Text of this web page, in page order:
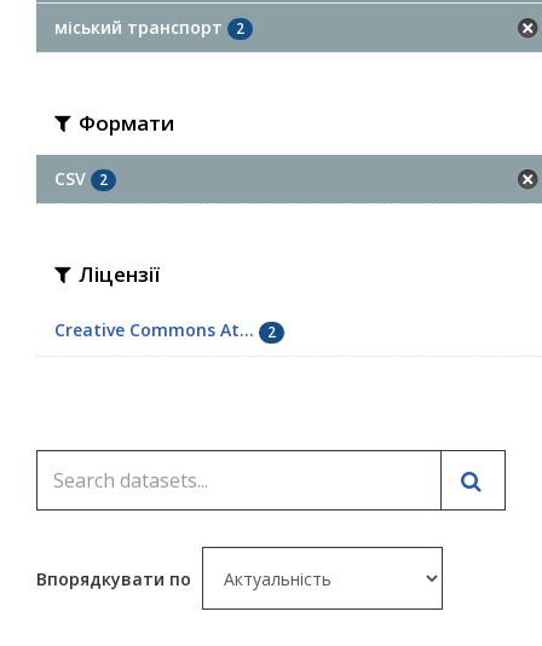
міський транспорт 2
Формати
CSV 2
Ліцензії
Creative Commons At... 2
Впорядкувати по